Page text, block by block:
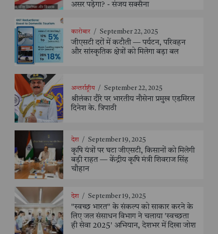
असर पड़ेगा? - संजय सक्सैना
कारोबार / September 22, 2025
जीएसटी दरों में कटौती — पर्यटन, परिवहन
और सांस्कृतिक क्षेत्रों को मिलेगा बड़ा बल
अन्तर्राष्ट्रीय / September 22, 2025
श्रीलंका दौरे पर भारतीय नौसेना प्रमुख एडमिरल
दिनेश के. त्रिपाठी
देश / September 19, 2025
कृषि यंत्रों पर घटा जीएसटी, किसानों को मिलेगी
बड़ी राहत — केंद्रीय कृषि मंत्री शिवराज सिंह
चौहान
देश / September 19, 2025
"स्वच्छ भारत" के संकल्प को साकार करने के
लिए जल संसाधन विभाग ने चलाया 'स्वच्छता
ही सेवा 2025' अभियान, देशभर में दिखा जोश